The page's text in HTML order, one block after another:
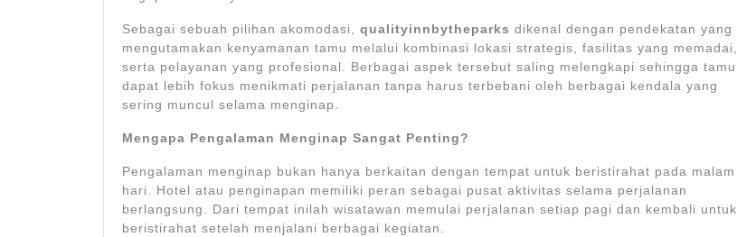
Sebagai sebuah pilihan akomodasi, qualityinnbytheparks dikenal dengan pendekatan yang
mengutamakan kenyamanan tamu melalui kombinasi lokasi strategis, fasilitas yang memadai,
serta pelayanan yang profesional. Berbagai aspek tersebut saling melengkapi sehingga tamu
dapat lebih fokus menikmati perjalanan tanpa harus terbebani oleh berbagai kendala yang
sering muncul selama menginap.
Mengapa Pengalaman Menginap Sangat Penting?
Pengalaman menginap bukan hanya berkaitan dengan tempat untuk beristirahat pada malam
hari. Hotel atau penginapan memiliki peran sebagai pusat aktivitas selama perjalanan
berlangsung. Dari tempat inilah wisatawan memulai perjalanan setiap pagi dan kembali untuk
beristirahat setelah menjalani berbagai kegiatan.